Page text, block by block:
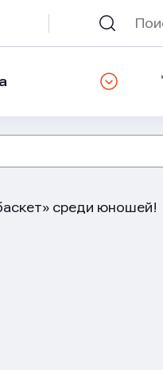
среди юношей!